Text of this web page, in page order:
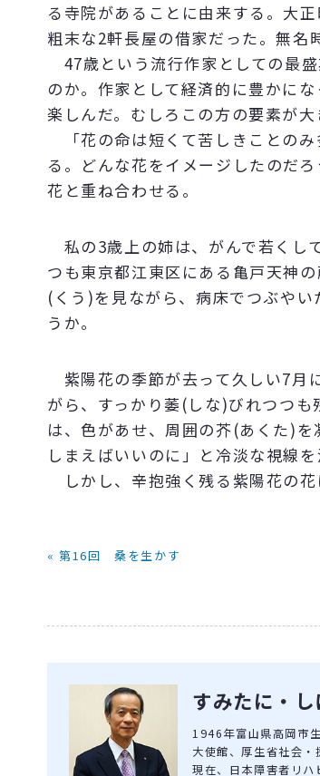
る寺院があることに由来する。大
粗末な2軒長屋の借家だった。無名
47歳という流行作家としての最
のか。作家として経済的に豊かに
楽しんだ。むしろこの方の要素が大
「花の命は短くて苦しきことの
る。どんな花をイメージしたのだ
花と重ね合わせる。
私の3歳上の姉は、がんで若くし
つも東京都江東区にある亀戸天神
(くう)を見ながら、病床でつぶや
うか。
紫陽花の季節が去って久しい7月
がら、すっかり萎(しな)びれつつ
は、色があせ、周囲の芥(あくた)
しまえばいいのに」と冷淡な視線を
しかし、辛抱強く残る紫陽花の花
« 第16回 桑を生かす
すみたに・し
1946年富山県高岡市
大使館、厚生省社会
現在、日本障害者リ